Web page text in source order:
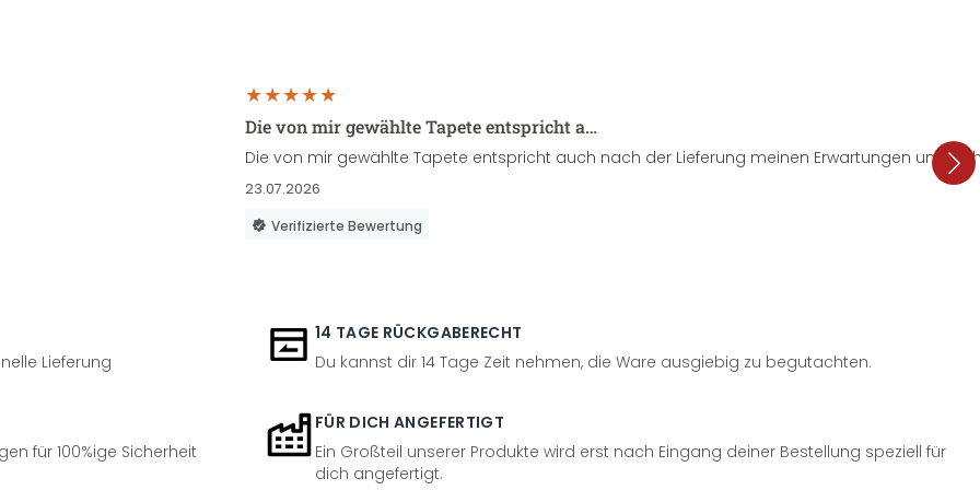
Die von mir gewählte Tapete entspricht a…
Die von mir gewählte Tapete entspricht auch nach der Lieferung meinen Erwartungen und
23.07.2026
Verifizierte Bewertung
Lieferung
14 TAGE RÜCKGABERECHT
Du kannst dir 14 Tage Zeit nehmen, die Ware ausgiebig zu begutachten.
für 100%ige Sicherheit
FÜR DICH ANGEFERTIGT
Ein Großteil unserer Produkte wird erst nach Eingang deiner Bestellung speziell für
dich angefertigt.